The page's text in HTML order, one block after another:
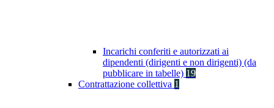
Incarichi conferiti e autorizzati ai
dipendenti (dirigenti e non dirigenti) (da
pubblicare in tabelle) 19
Contrattazione collettiva 1